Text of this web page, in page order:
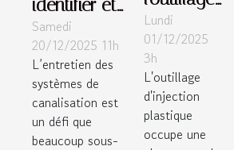
identifier et
prévenir les
obstructions
dans les
systèmes
de
canalisation
Samedi
20/12/2025 11h
L’entretien des
systèmes de
canalisation est
un défi que
beaucoup sous-
d'injection
plastique
renforce-t-
il
l'industrie
moderne
Lundi
01/12/2025
3h
L'outillage
d'injection
plastique
occupe une